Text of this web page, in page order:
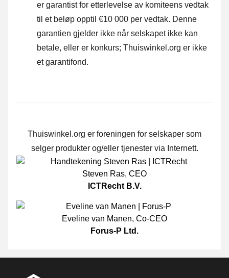
er garantist for etterlevelse av komiteens vedtak
til et beløp opptil €10 000 per vedtak. Denne
garantien gjelder ikke når selskapet ikke kan
betale, eller er konkurs; Thuiswinkel.org er ikke
et garantifond.
Thuiswinkel.org er foreningen for selskaper som
selger produkter og/eller tjenester via Internett.
Steven Ras, CEO
ICTRecht B.V.
Eveline van Manen, Co-CEO
Forus-P Ltd.